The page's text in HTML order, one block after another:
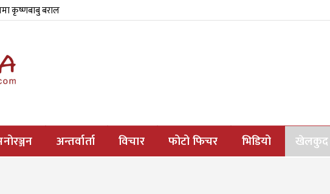
कृष्णबाबु बराल
अन्तर्वार्ता विचार फोटो फिचर भिडियो खेलकुद